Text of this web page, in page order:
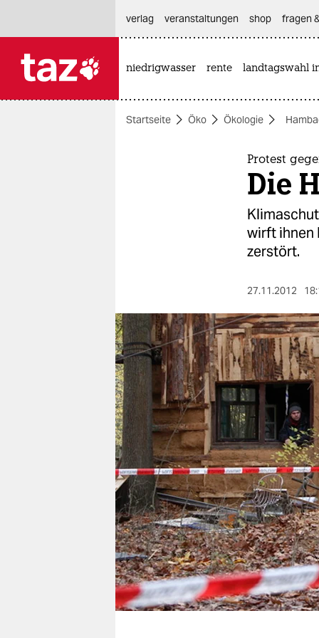
themen
berlin
nord
wahrheit
verlag
verlag
veranstaltungen
shop
fragen & hilfe
unterstützen
abo
genossenschaft
verlag
veranstaltungen shop fragen
niedrigwasser rente landtagswahl
Startseite Öko Ökologie
Protest
Die
wirft ihnen
zerstört.
27.11.2012